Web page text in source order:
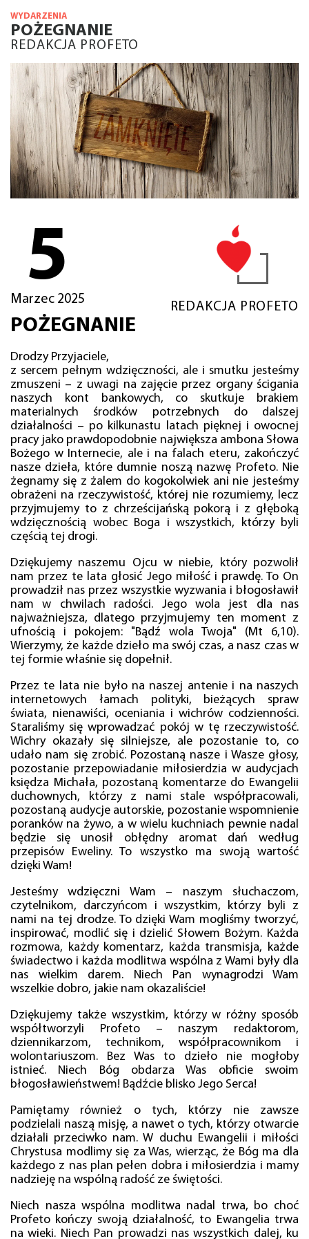
WYDARZENIA
POŻEGNANIE
REDAKCJA PROFETO
5
Marzec 2025
REDAKCJA PROFETO
POŻEGNANIE
Drodzy Przyjaciele,
z sercem pełnym wdzięczności, ale i smutku jesteśmy
zmuszeni – z uwagi na zajęcie przez organy ścigania
naszych kont bankowych, co skutkuje brakiem
materialnych środków potrzebnych do dalszej
działalności – po kilkunastu latach pięknej i owocnej
pracy jako prawdopodobnie największa ambona Słowa
Bożego w Internecie, ale i na falach eteru, zakończyć
nasze dzieła, które dumnie noszą nazwę Profeto. Nie
żegnamy się z żalem do kogokolwiek ani nie jesteśmy
obrażeni na rzeczywistość, której nie rozumiemy, lecz
przyjmujemy to z chrześcijańską pokorą i z głęboką
wdzięcznością wobec Boga i wszystkich, którzy byli
częścią tej drogi.
Dziękujemy naszemu Ojcu w niebie, który pozwolił
nam przez te lata głosić Jego miłość i prawdę. To On
prowadził nas przez wszystkie wyzwania i błogosławił
nam w chwilach radości. Jego wola jest dla nas
najważniejsza, dlatego przyjmujemy ten moment z
ufnością i pokojem: "Bądź wola Twoja" (Mt 6,10).
Wierzymy, że każde dzieło ma swój czas, a nasz czas w
tej formie właśnie się dopełnił.
Przez te lata nie było na naszej antenie i na naszych
internetowych łamach polityki, bieżących spraw
świata, nienawiści, oceniania i wichrów codzienności.
Staraliśmy się wprowadzać pokój w tę rzeczywistość.
Wichry okazały się silniejsze, ale pozostanie to, co
udało nam się zrobić. Pozostaną nasze i Wasze głosy,
pozostanie przepowiadanie miłosierdzia w audycjach
księdza Michała, pozostaną komentarze do Ewangelii
duchownych, którzy z nami stale współpracowali,
pozostaną audycje autorskie, pozostanie wspomnienie
poranków na żywo, a w wielu kuchniach pewnie nadal
będzie się unosił obłędny aromat dań według
przepisów Eweliny. To wszystko ma swoją wartość
dzięki Wam!
Jesteśmy wdzięczni Wam – naszym słuchaczom,
czytelnikom, darczyńcom i wszystkim, którzy byli z
nami na tej drodze. To dzięki Wam mogliśmy tworzyć,
inspirować, modlić się i dzielić Słowem Bożym. Każda
rozmowa, każdy komentarz, każda transmisja, każde
świadectwo i każda modlitwa wspólna z Wami były dla
nas wielkim darem. Niech Pan wynagrodzi Wam
wszelkie dobro, jakie nam okazaliście!
Dziękujemy także wszystkim, którzy w różny sposób
współtworzyli Profeto – naszym redaktorom,
dziennikarzom, technikom, współpracownikom i
wolontariuszom. Bez Was to dzieło nie mogłoby
istnieć. Niech Bóg obdarza Was obficie swoim
błogosławieństwem! Bądźcie blisko Jego Serca!
Pamiętamy również o tych, którzy nie zawsze
podzielali naszą misję, a nawet o tych, którzy otwarcie
działali przeciwko nam. W duchu Ewangelii i miłości
Chrystusa modlimy się za Was, wierząc, że Bóg ma dla
każdego z nas plan pełen dobra i miłosierdzia i mamy
nadzieję na wspólną radość ze świętości.
Niech nasza wspólna modlitwa nadal trwa, bo choć
Profeto kończy swoją działalność, to Ewangelia trwa
na wieki. Niech Pan prowadzi nas wszystkich dalej, ku